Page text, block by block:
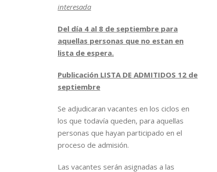
interesada
Del día 4 al 8 de septiembre para
aquellas personas que no estan en
lista de espera.
Publicación LISTA DE ADMITIDOS 12 de
septiembre
Se adjudicaran vacantes en los ciclos en
los que todavía queden, para aquellas
personas que hayan participado en el
proceso de admisión.
Las vacantes serán asignadas a las